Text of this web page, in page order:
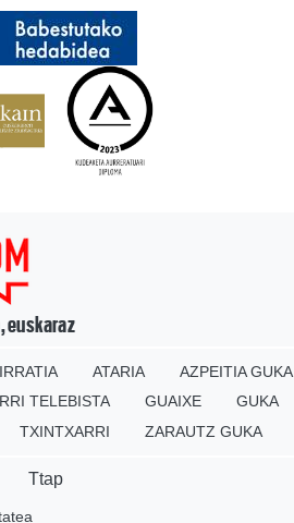
euskaraz
ATARIA AZPEITIA GUKA
TELEBISTA GUAIXE GUKA
TXINTXARRI ZARAUTZ GUKA
Ttap